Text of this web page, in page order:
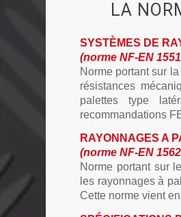
LA
SYSTÈMES DE
(norme NF-EN
Norme portant sur
résistances
palettes type
recommandations
RAYONNAGES A
(norme NF-EN
Norme portant sur
les rayonnages à
Cette norme vient